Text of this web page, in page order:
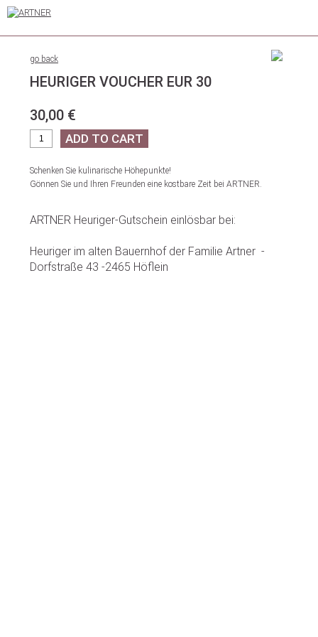
go back
HEURIGER VOUCHER EUR 30
30,00 €
Schenken Sie kulinarische Höhepunkte!
Gönnen Sie und Ihren Freunden eine kostbare Zeit bei ARTNER.
ARTNER Heuriger-Gutschein einlösbar bei:
Heuriger im alten Bauernhof der Familie Artner -
Dorfstraße 43 -2465 Höflein